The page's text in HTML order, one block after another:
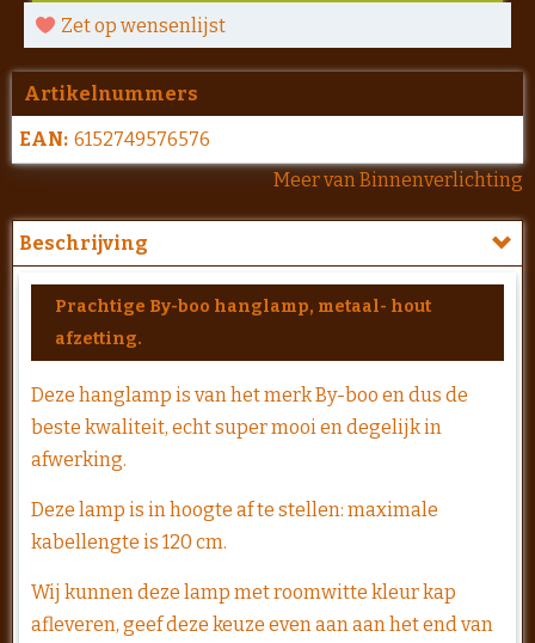
Zet op wensenlijst
Artikelnummers
EAN: 6152749576576
Meer van Binnenverlichting
Beschrijving
Prachtige By-boo hanglamp, metaal- hout
afzetting.
Deze hanglamp is van het merk By-boo en dus de
beste kwaliteit, echt super mooi en degelijk in
afwerking.
Deze lamp is in hoogte af te stellen: maximale
kabellengte is 120 cm.
Wij kunnen deze lamp met roomwitte kleur kap
afleveren, geef deze keuze even aan aan het end van